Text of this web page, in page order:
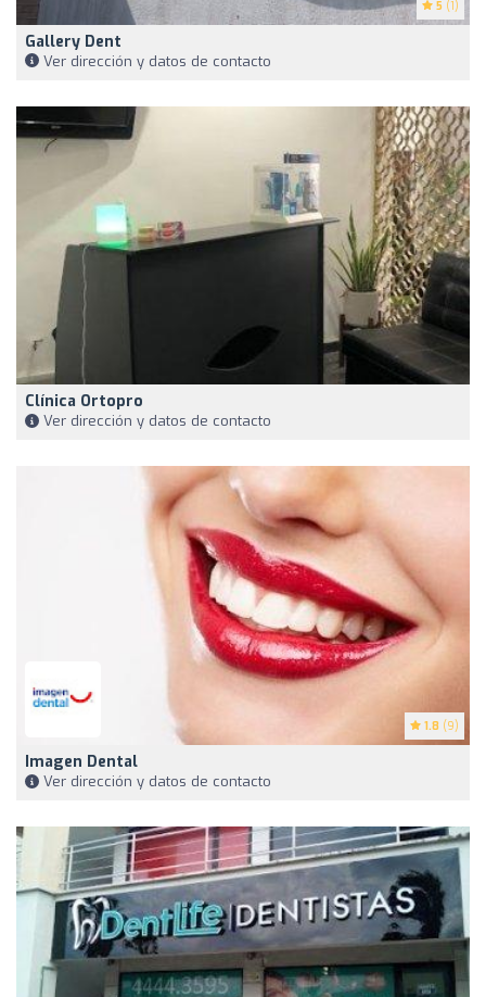
5 (1)
Gallery Dent
Ver dirección y datos de contacto
Clínica Ortopro
Ver dirección y datos de contacto
1.8 (9)
Imagen Dental
Ver dirección y datos de contacto